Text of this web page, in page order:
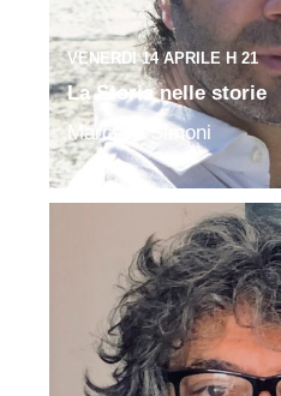
VENERDI 14 APRILE H 21
La Storia nelle storie
Marcello Simoni